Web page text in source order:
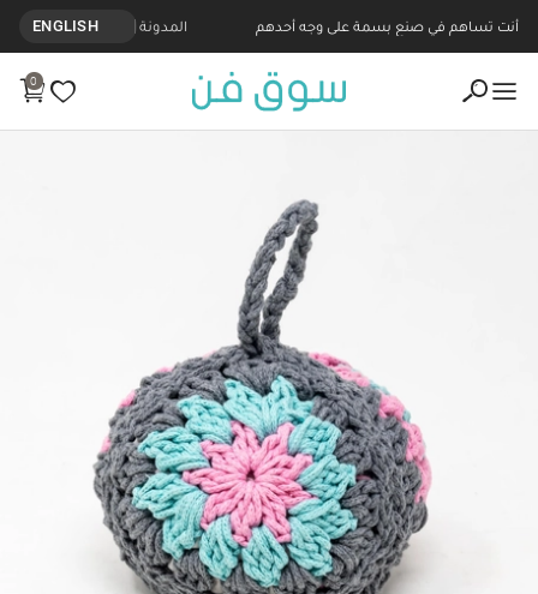
أنت تساهم في صنع بسمة على وجه أحدهم المدونة ENGLISH
0